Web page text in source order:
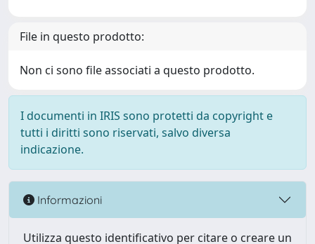
File in questo prodotto:
Non ci sono file associati a questo prodotto.
I documenti in IRIS sono protetti da copyright e
tutti i diritti sono riservati, salvo diversa
indicazione.
Informazioni
Utilizza questo identificativo per citare o creare un